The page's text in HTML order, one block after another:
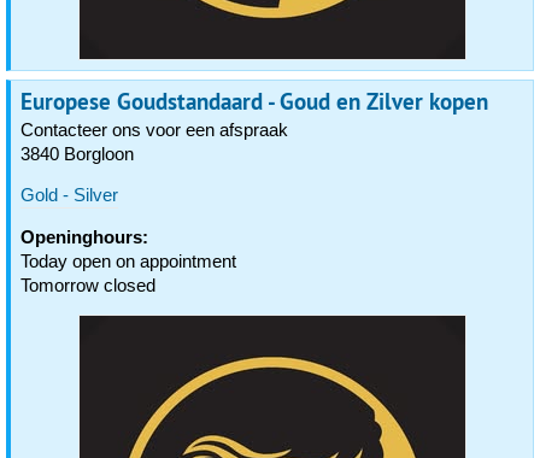
Europese Goudstandaard - Goud en Zilver kopen
Contacteer ons voor een afspraak
3840 Borgloon
Gold - Silver
Openinghours:
Today open on appointment
Tomorrow closed